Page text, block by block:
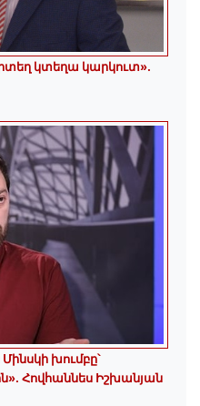
կտեղա կարկուտ»․
Մինսկի խումբը՝
Հովհաննես Իշխանյան